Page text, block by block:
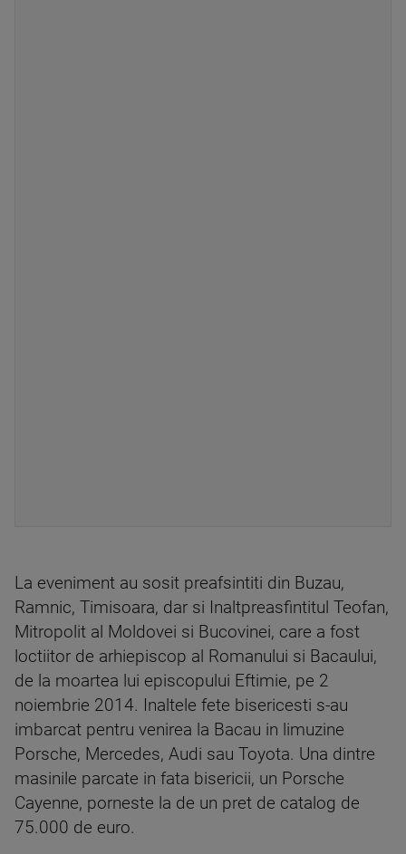
La eveniment au sosit preafsintiti din Buzau,
Ramnic, Timisoara, dar si Inaltpreasfintitul Teofan,
Mitropolit al Moldovei si Bucovinei, care a fost
loctiitor de arhiepiscop al Romanului si Bacaului,
de la moartea lui episcopului Eftimie, pe 2
noiembrie 2014. Inaltele fete bisericesti s-au
imbarcat pentru venirea la Bacau in limuzine
Porsche, Mercedes, Audi sau Toyota. Una dintre
masinile parcate in fata bisericii, un Porsche
Cayenne, porneste la de un pret de catalog de
75.000 de euro.